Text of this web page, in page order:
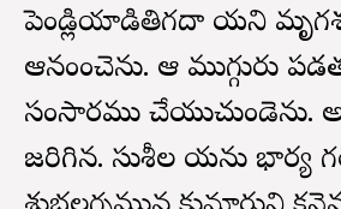
పెండ్లియాడితిగదా యని
ఆనందించెను. ఆ ముగ్గురు
సంసారము చేయుచుండెను.
జరిగినది. సుశీల యను భార్య